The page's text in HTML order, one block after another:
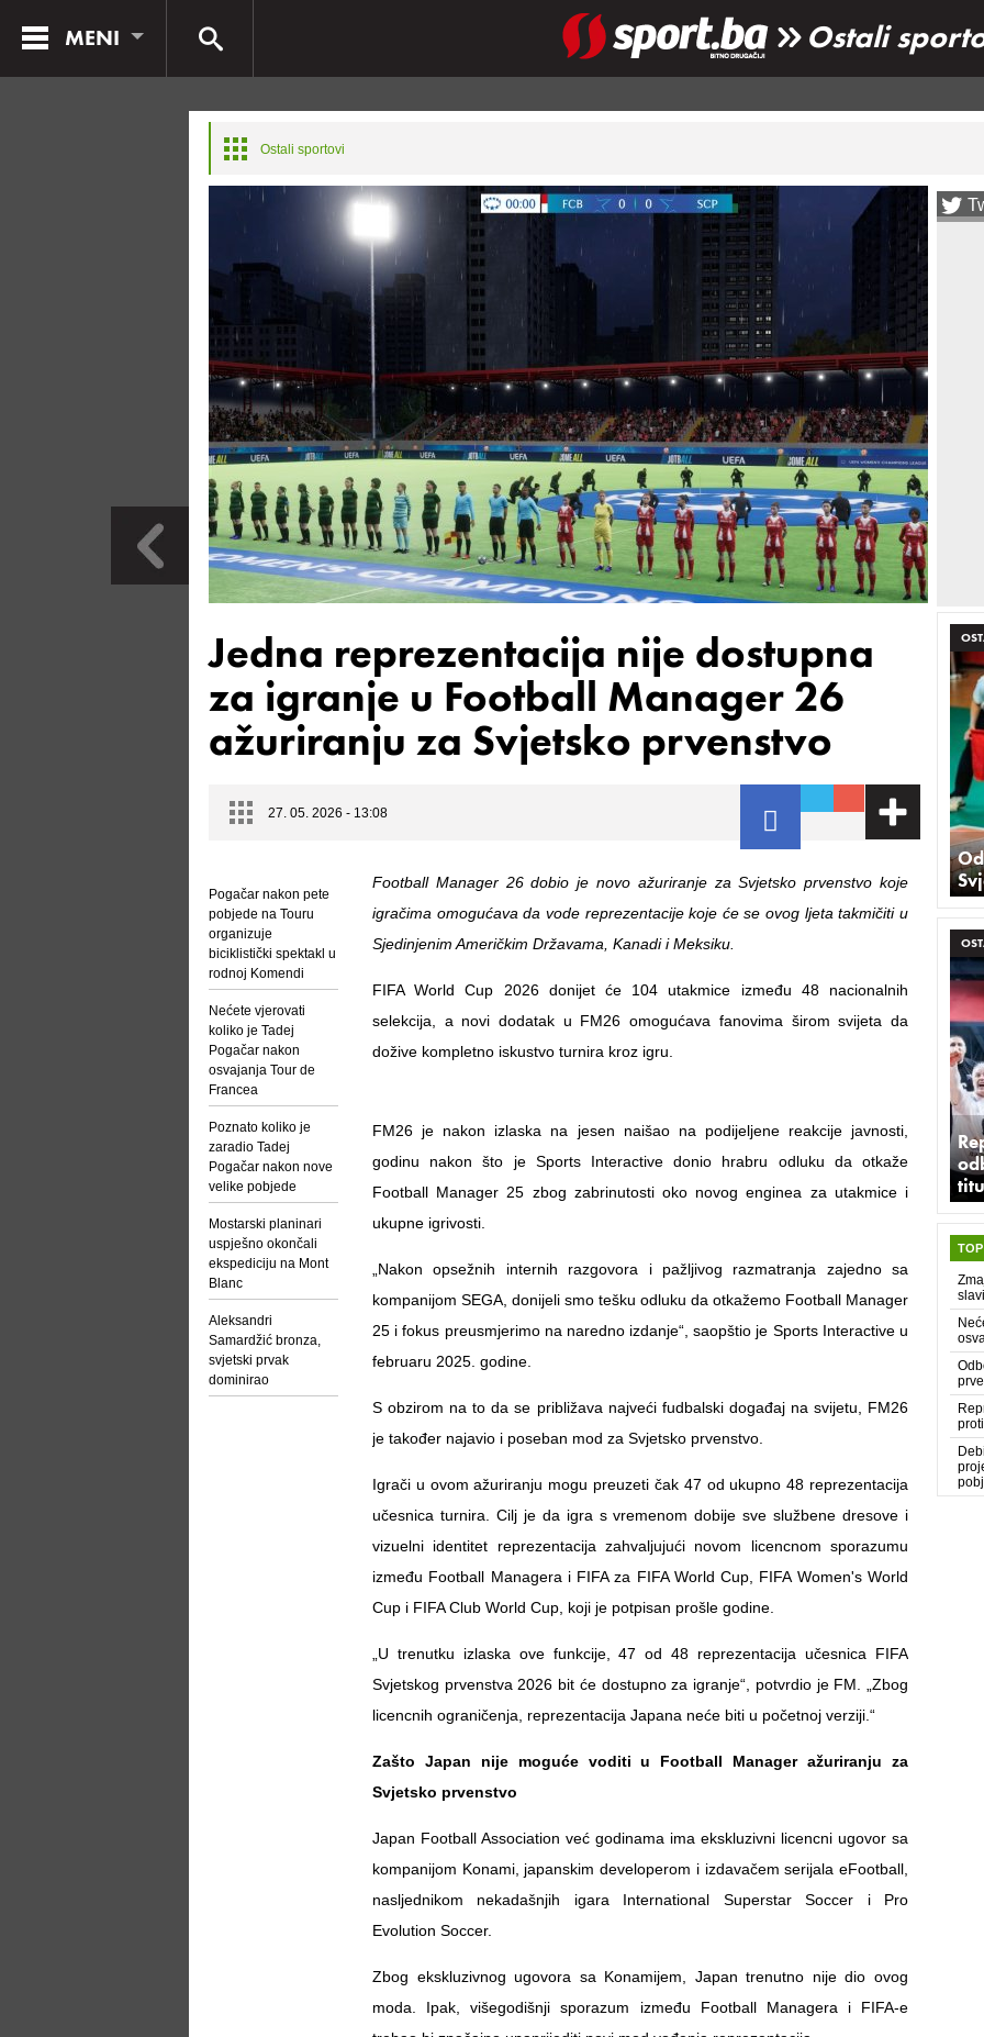
MENI Ostali
Ostali sportovi
Jedna reprezentacija nije dostupna
za igranje u Football Manager 26
ažuriranju za Svjetsko prvenstvo
27. 05. 2026 - 13:08
Pogačar nakon pete
pobjede na Touru
organizuje
biciklistički spektakl u
rodnoj Komendi
Nećete vjerovati
koliko je Tadej
Pogačar nakon
osvajanja Tour de
Francea
Poznato koliko je
zaradio Tadej
Pogačar nakon nove
velike pobjede
Mostarski planinari
uspješno okončali
ekspediciju na Mont
Blanc
Aleksandri
Samardžić bronza,
svjetski prvak
dominirao
Football Manager 26 dobio je novo ažuriranje za Svjetsko prvenstvo koje
igračima omogućava da vode reprezentacije koje će se ovog ljeta takmičiti u
Sjedinjenim Američkim Državama, Kanadi i Meksiku.
FIFA World Cup 2026 donijet će 104 utakmice između 48 nacionalnih
selekcija, a novi dodatak u FM26 omogućava fanovima širom svijeta da
dožive kompletno iskustvo turnira kroz igru.
FM26 je nakon izlaska na jesen naišao na podijeljene reakcije javnosti,
godinu nakon što je Sports Interactive donio hrabru odluku da otkaže
Football Manager 25 zbog zabrinutosti oko novog enginea za utakmice i
ukupne igrivosti.
„Nakon opsežnih internih razgovora i pažljivog razmatranja zajedno sa
kompanijom SEGA, donijeli smo tešku odluku da otkažemo Football Manager
25 i fokus preusmjerimo na naredno izdanje“, saopštio je Sports Interactive u
februaru 2025. godine.
S obzirom na to da se približava najveći fudbalski događaj na svijetu, FM26
je također najavio i poseban mod za Svjetsko prvenstvo.
Igrači u ovom ažuriranju mogu preuzeti čak 47 od ukupno 48 reprezentacija
učesnica turnira. Cilj je da igra s vremenom dobije sve službene dresove i
vizuelni identitet reprezentacija zahvaljujući novom licencnom sporazumu
između Football Managera i FIFA za FIFA World Cup, FIFA Women's World
Cup i FIFA Club World Cup, koji je potpisan prošle godine.
„U trenutku izlaska ove funkcije, 47 od 48 reprezentacija učesnica FIFA
Svjetskog prvenstva 2026 bit će dostupno za igranje“, potvrdio je FM. „Zbog
licencnih ograničenja, reprezentacija Japana neće biti u početnoj verziji.“
Zašto Japan nije moguće voditi u Football Manager ažuriranju za
Svjetsko prvenstvo
Japan Football Association već godinama ima ekskluzivni licencni ugovor sa
kompanijom Konami, japanskim developerom i izdavačem serijala eFootball,
nasljednikom nekadašnjih igara International Superstar Soccer i Pro
Evolution Soccer.
Zbog ekskluzivnog ugovora sa Konamijem, Japan trenutno nije dio ovog
moda. Ipak, višegodišnji sporazum između Football Managera i FIFA-e